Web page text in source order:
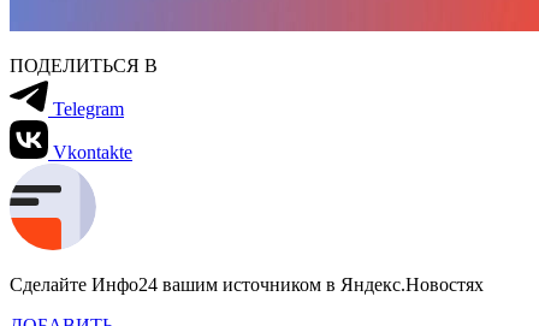
ПОДЕЛИТЬСЯ В
Telegram
Vkontakte
Сделайте Инфо24 вашим источником в Яндекс.Новостях